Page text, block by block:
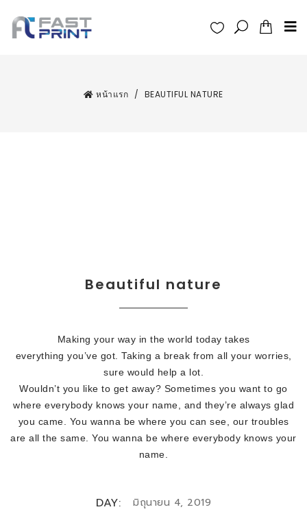
หน้าแรก / BEAUTIFUL NATURE
Beautiful nature
Making your way in the world today takes
everything you’ve got. Taking a break from all your worries,
sure would help a lot.
Wouldn’t you like to get away? Sometimes you want to go
where everybody knows your name, and they’re always glad
you came. You wanna be where you can see, our troubles
are all the same. You wanna be where everybody knows your
name.
DAY: มิถุนายน 4, 2019